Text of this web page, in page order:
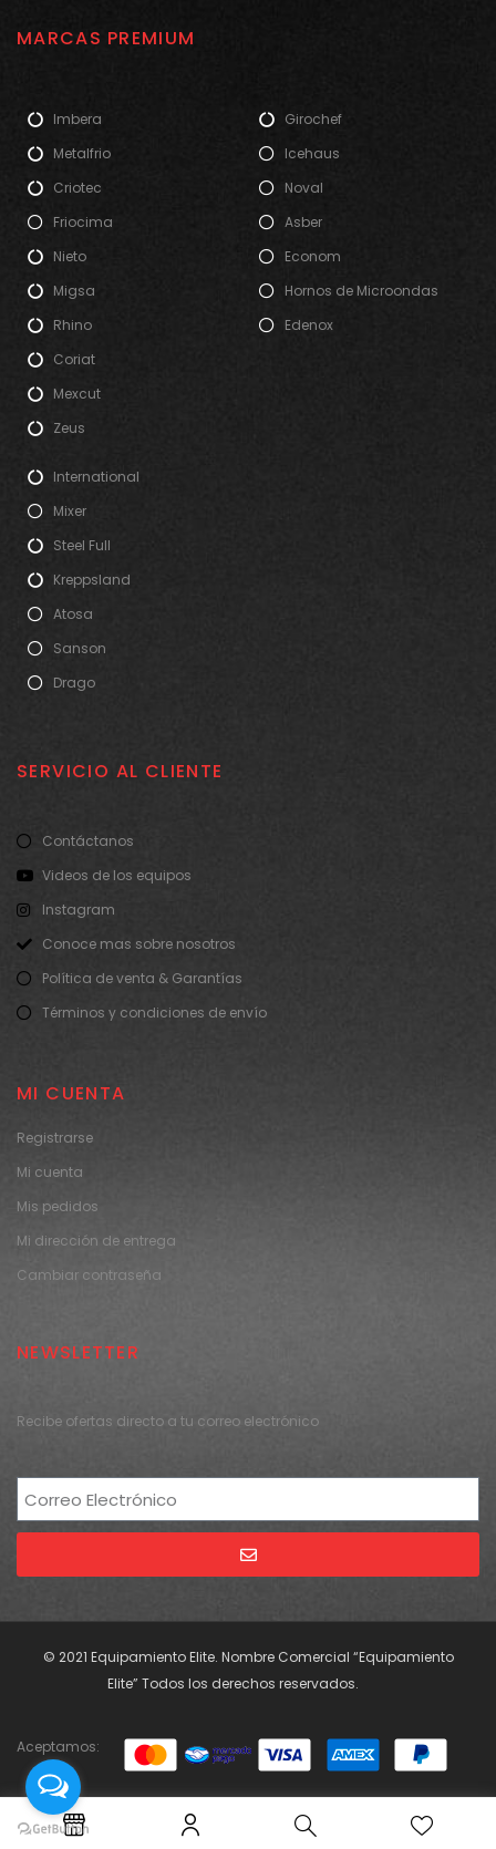
MARCAS PREMIUM
Imbera
Metalfrio
Criotec
Friocima
Nieto
Migsa
Rhino
Coriat
Mexcut
Zeus
Girochef
Icehaus
Noval
Asber
Econom
Hornos de Microondas
Edenox
International
Mixer
Steel Full
Kreppsland
Atosa
Sanson
Drago
SERVICIO AL CLIENTE
Contáctanos
Videos de los equipos
Instagram
Conoce mas sobre nosotros
Política de venta & Garantías
Términos y condiciones de envío
MI CUENTA
Registrarse
Mi cuenta
Mis pedidos
Mi dirección de entrega
Cambiar contraseña
NEWSLETTER
Recibe ofertas directo a tu correo electrónico
© 2021 Equipamiento Elite. Nombre Comercial “Equipamiento
Elite” Todos los derechos reservados.
Aceptamos: